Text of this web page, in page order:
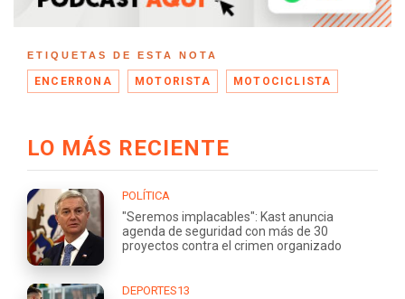
ETIQUETAS DE ESTA NOTA
ENCERRONA MOTORISTA MOTOCICLISTA
LO MÁS RECIENTE
POLÍTICA
"Seremos implacables": Kast anuncia
agenda de seguridad con más de 30
proyectos contra el crimen organizado
DEPORTES13